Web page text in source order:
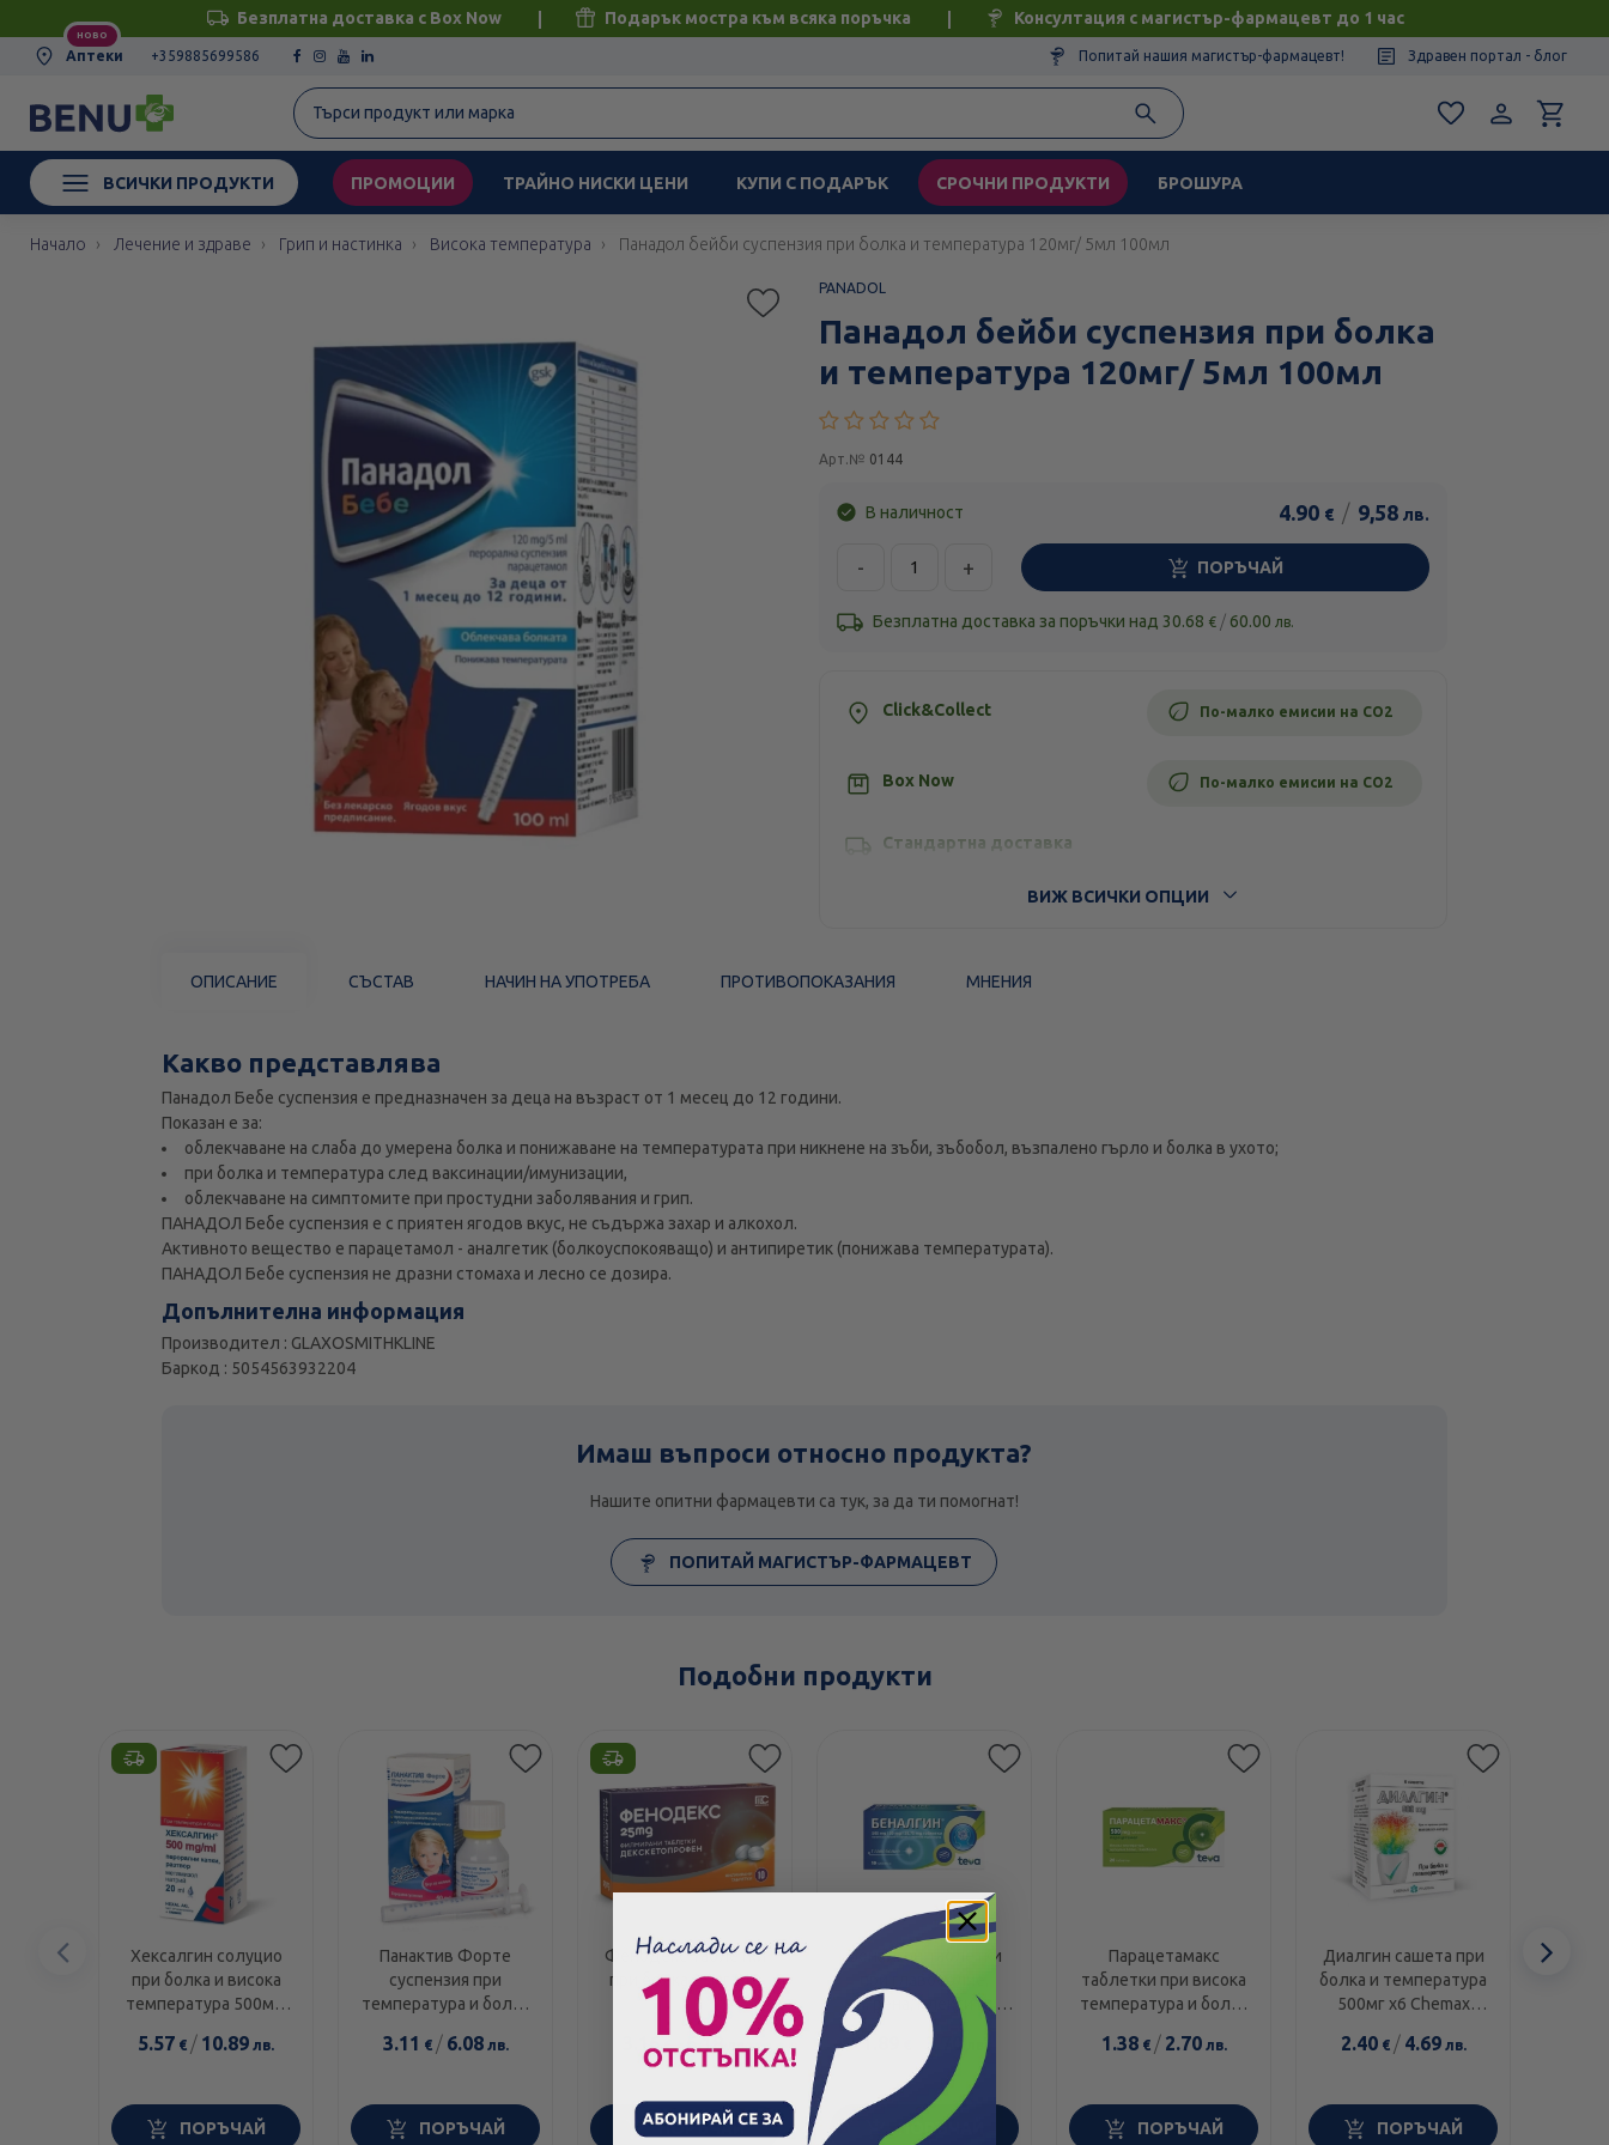
Безплатна доставка с Box Now Подарък мостра към всяка поръчка Консултация с магистър-фармацевт до 1 час
НОВО
Аптеки +359885699586 Попитай нашия магистър-фармацевт! Здравен портал - блог
ВСИЧКИ ПРОДУКТИ ПРОМОЦИИ ТРАЙНО НИСКИ ЦЕНИ КУПИ С ПОДАРЪК СРОЧНИ ПРОДУКТИ БРОШУРА
Начало Лечение и здраве Грип и настинка Висока температура Панадол бейби суспензия при болка и температура 120мг/ 5мл 100мл
PANADOL
Панадол бейби суспензия при болка
и температура 120мг/ 5мл 100мл
Арт.№ 0144
В наличност 4.90 € / 9,58 лв.
- + ПОРЪЧАЙ
Безплатна доставка за поръчки над 30.68 € / 60.00 лв.
Click&Collect По-малко емисии на CO2
Box Now По-малко емисии на CO2
Стандартна доставка
ВИЖ ВСИЧКИ ОПЦИИ
ОПИСАНИЕ СЪСТАВ НАЧИН НА УПОТРЕБА ПРОТИВОПОКАЗАНИЯ МНЕНИЯ
Какво представлява
Панадол Бебе суспензия е предназначен за деца на възраст от 1 месец до 12 години.
Показан е за:
облекчаване на слаба до умерена болка и понижаване на температурата при никнене на зъби, зъбобол, възпалено гърло и болка в ухото;
при болка и температура след ваксинации/имунизации,
облекчаване на симптомите при простудни заболявания и грип.
ПАНАДОЛ Бебе суспензия е с приятен ягодов вкус, не съдържа захар и алкохол.
Активното вещество е парацетамол - аналгетик (болкоуспокояващо) и антипиретик (понижава температурата).
ПАНАДОЛ Бебе суспензия не дразни стомаха и лесно се дозира.
Допълнителна информация
Производител : GLAXOSMITHKLINE
Баркод : 5054563932204
Имаш въпроси относно продукта?
Нашите опитни фармацевти са тук, за да ти помогнат!
ПОПИТАЙ МАГИСТЪР-ФАРМАЦЕВТ
Подобни продукти
Хексалгин солуцио
при болка и висока
температура 500мг/
5.57 € / 10.89 лв.
ПОРЪЧАЙ
Панактив Форте
суспензия при
температура и болка
3.11 € / 6.08лв.
ПОРЪЧАЙ
Фенодекс таблетки
при болка 25мг х10
3.16 € / 6.18 лв.
ПОРЪЧАЙ
Беналгин таблетки
при главоболие,
мигрена, плексити и
неврити 500мг х10
1.89 3.70лв.
ПОРЪЧАЙ
Парацетамакс
таблетки при висока
температура и болки
1.38€ / 2.70лв.
ПОРЪЧАЙ
Диалгин сашета при
болка и температура
500мг х6 Chemax
2.40€ / 4.69лв.
ПОРЪЧАЙ
Предишен
елемент